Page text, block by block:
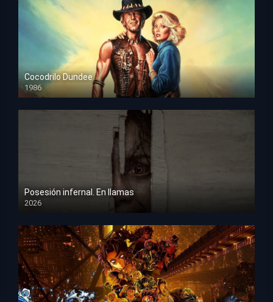
Cocodrilo Dundee
1986
HD 1080p
Posesión infernal. En llamas
2026
HD 1080p